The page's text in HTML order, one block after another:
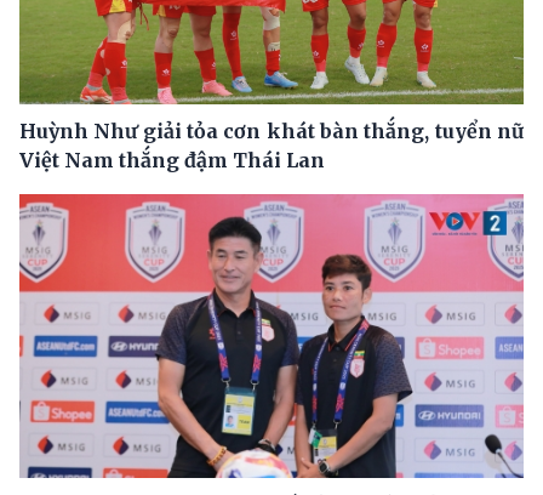
Huỳnh Như giải tỏa cơn khát bàn thắng, tuyển nữ
Việt Nam thắng đậm Thái Lan